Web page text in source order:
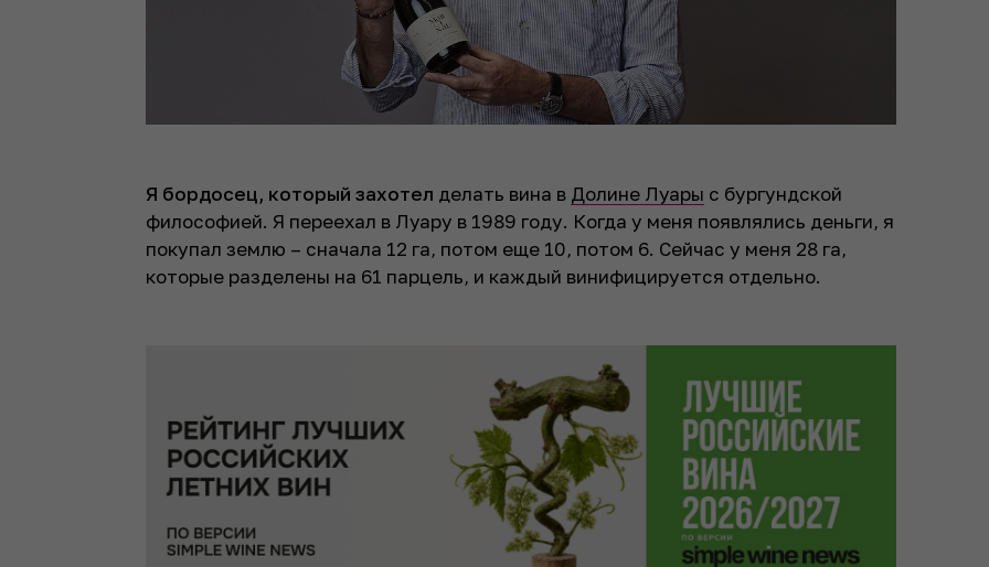
Я бордосец, который захотел делать вина в Долине Луары с бургундской
философией. Я п­ереехал в Луару в 1989 году. Когда у меня появлялись деньги, я
покупал землю – сначала 12 га, потом еще 10, потом 6. Сейчас у меня 28 га,
которые разделены на 61 парцель, и каждый винифицируется отдельно.